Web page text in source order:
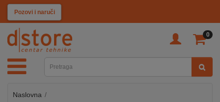
Pozovi i naruči
0
KATEGORIJE
TV
SAT
MOBILNI
Naslovna